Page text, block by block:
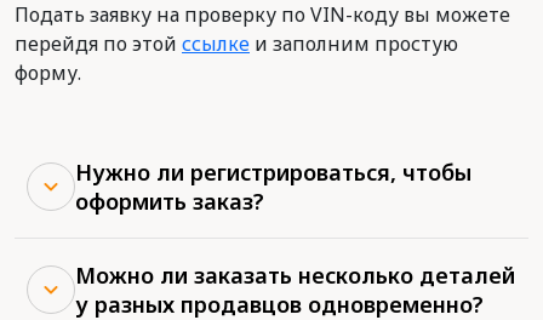
Подать заявку на проверку по VIN-коду вы можете
перейдя по этой ссылке и заполним простую
форму.
Нужно ли регистрироваться, чтобы
оформить заказ?
Можно ли заказать несколько деталей
у разных продавцов одновременно?